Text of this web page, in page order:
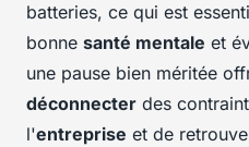
batteries, ce qui est
bonne santé mentale et
une pause bien méritée
déconnecter des
l'entreprise et de